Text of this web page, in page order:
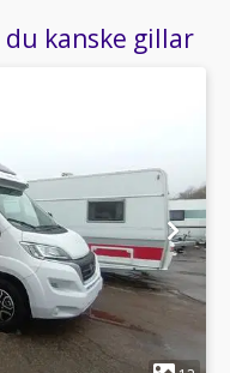
kanske gillar